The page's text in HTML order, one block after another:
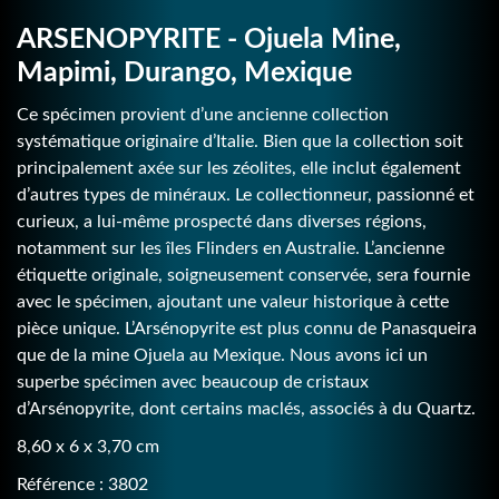
ARSENOPYRITE - Ojuela Mine,
Mapimi, Durango, Mexique
Ce spécimen provient d’une ancienne collection
systématique originaire d’Italie. Bien que la collection soit
principalement axée sur les zéolites, elle inclut également
d’autres types de minéraux. Le collectionneur, passionné et
curieux, a lui-même prospecté dans diverses régions,
notamment sur les îles Flinders en Australie. L’ancienne
étiquette originale, soigneusement conservée, sera fournie
avec le spécimen, ajoutant une valeur historique à cette
pièce unique. L’Arsénopyrite est plus connu de Panasqueira
que de la mine Ojuela au Mexique. Nous avons ici un
superbe spécimen avec beaucoup de cristaux
d’Arsénopyrite, dont certains maclés, associés à du Quartz.
8,60 x 6 x 3,70 cm
Référence : 3802